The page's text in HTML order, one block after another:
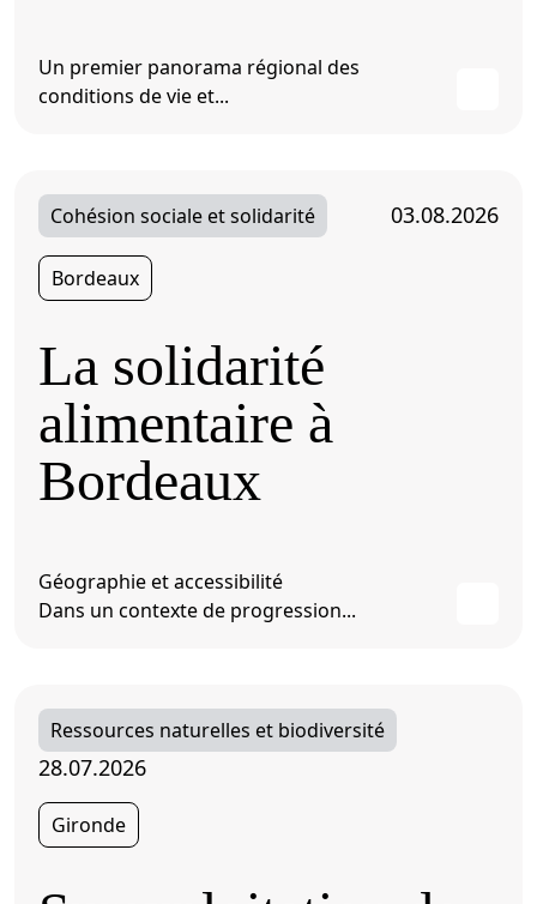
Un premier panorama régional des
conditions de vie et...
Cohésion sociale et solidarité 03.08.2026
Bordeaux
La solidarité
alimentaire à
Bordeaux
Géographie et accessibilité
Dans un contexte de progression...
Ressources naturelles et biodiversité
28.07.2026
Gironde